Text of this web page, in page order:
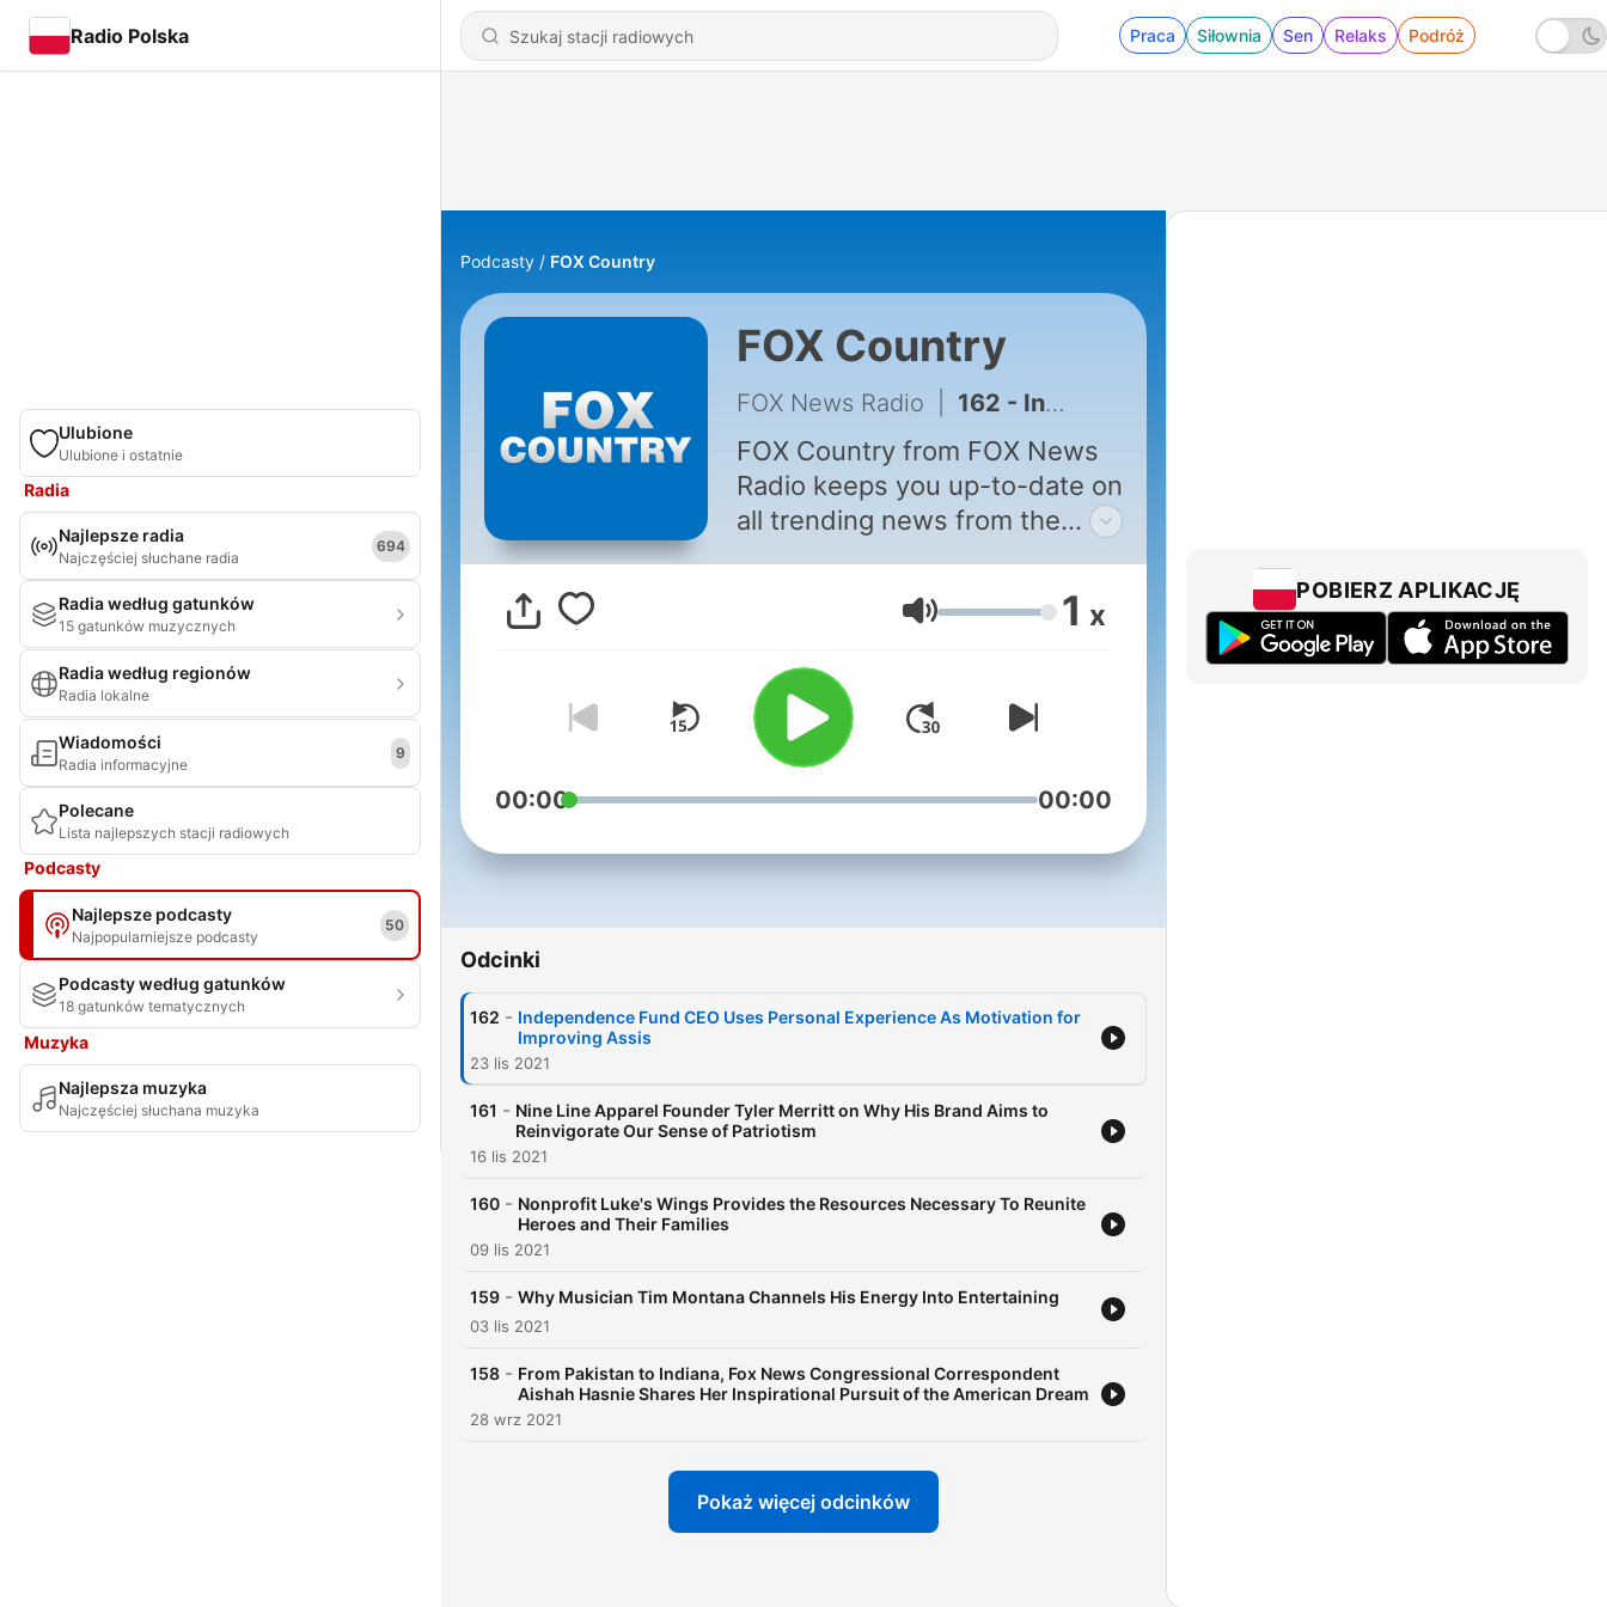
Radio Polska Praca Siłownia Sen Relaks Podróż
Ulubione
Ulubione i ostatnie
Radia
Najlepsze radia
Najczęściej słuchane radia
694
Radia według gatunków
15 gatunków muzycznych
Radia według regionów
Radia lokalne
Wiadomości
Radia informacyjne
9
Polecane
Lista najlepszych stacji radiowych
Podcasty
Najlepsze podcasty
Najpopularniejsze podcasty
50
Podcasty według gatunków
18 gatunków tematycznych
Muzyka
Najlepsza muzyka
Najczęściej słuchana muzyka
Podcasty FOX Country
FOX Country
FOX News Radio 162 - Independence Fund CEO Uses Personal Experience As Motivation for Improving Assis
FOX Country from FOX News
Radio keeps you up-to-date on
all trending news from the
Głośność 1 x
00:00 00:00
Odcinki
162 - Independence Fund CEO Uses Personal Experience As Motivation for
Improving Assis
23 lis 2021
161 - Nine Line Apparel Founder Tyler Merritt on Why His Brand Aims to
Reinvigorate Our Sense of Patriotism
16 lis 2021
160 - Nonprofit Luke's Wings Provides the Resources Necessary To Reunite
Heroes and Their Families
09 lis 2021
159 - Why Musician Tim Montana Channels His Energy Into Entertaining
03 lis 2021
158 - From Pakistan to Indiana, Fox News Congressional Correspondent
Aishah Hasnie Shares Her Inspirational Pursuit of the American Dream
28 wrz 2021
Pokaż więcej odcinków
POBIERZ APLIKACJĘ